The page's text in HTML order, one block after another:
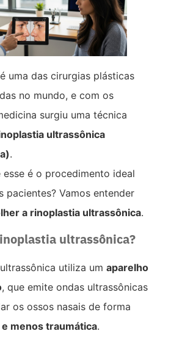
uma das cirurgias plásticas
no mundo, e com os
surgiu uma técnica
ultrassônica
.
esse é o procedimento ideal
pacientes? Vamos entender
a rinoplastia ultrassônica.
ultrassônica?
utiliza um aparelho
, que emite ondas ultrassônicas
os ossos nasais de forma
menos traumática.